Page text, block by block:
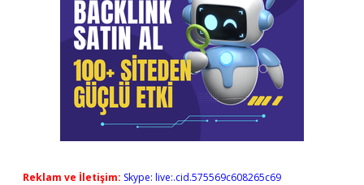
Reklam ve İletişim: Skype: live:.cid.575569c608265c69